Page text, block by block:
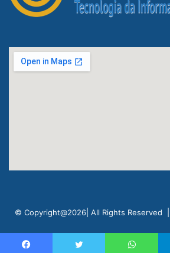
© Copyright@2026| All Rights Reserved |